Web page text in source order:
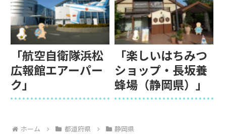
「航空自衛隊浜松
広報館エアーパー
ク」
「楽しいはちみつ
ショップ・長坂養
蜂場（静岡県）」
ホーム 都道府県 静岡県